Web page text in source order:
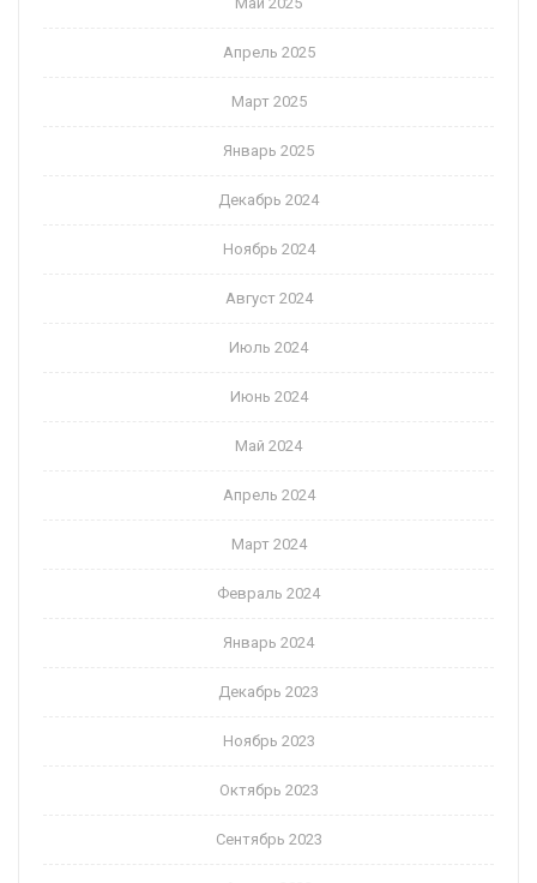
Апрель 2025
Март 2025
Январь 2025
Декабрь 2024
Ноябрь 2024
Август 2024
Июль 2024
Июнь 2024
Май 2024
Апрель 2024
Март 2024
Февраль 2024
Январь 2024
Декабрь 2023
Ноябрь 2023
Октябрь 2023
Сентябрь 2023